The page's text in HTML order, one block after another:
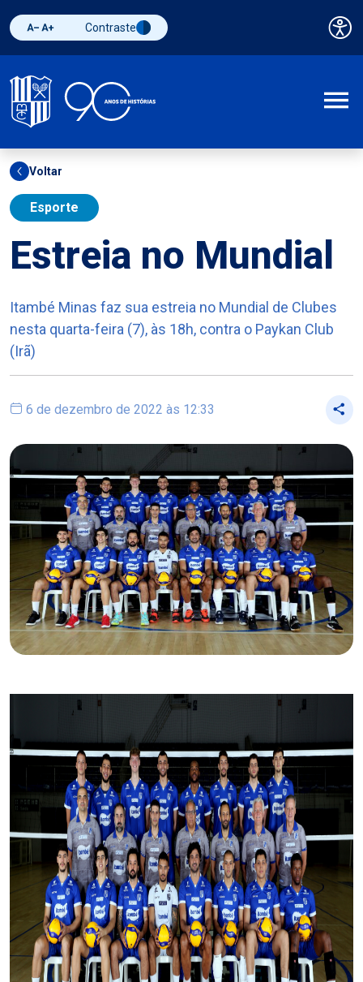
Diminuir fonte
Aumentar fonteAlternar contraste
Contraste
Voltar
Esporte
Estreia no Mundial
Itambé Minas faz sua estreia no Mundial de Clubes
nesta quarta-feira (7), às 18h, contra o Paykan Club
(Irã)
6 de dezembro de 2022 às 12:33